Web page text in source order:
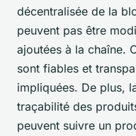
décentralisée de la
peuvent pas être
ajoutées à la chaîne.
sont fiables et
impliquées. De plus,
traçabilité des
peuvent suivre un